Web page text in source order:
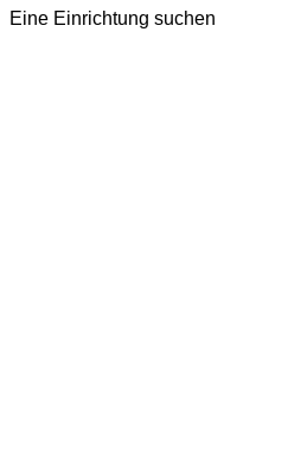
Eine Einrichtung suchen